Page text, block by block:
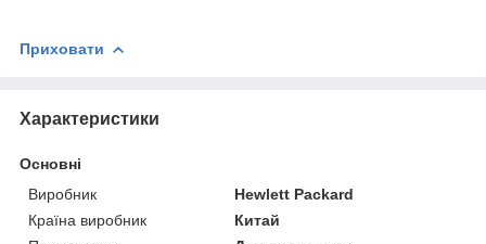
Приховати
Характеристики
Основні
Виробник
Hewlett Packard
Країна виробник
Китай